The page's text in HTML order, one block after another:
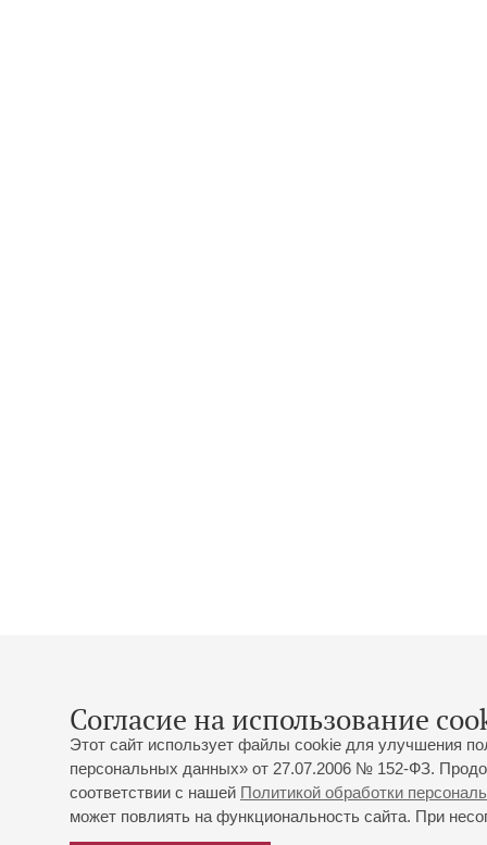
Согласие на использование
Этот сайт использует файлы cookie для улучшения
персональных данных» от 27.07.2006 № 152-ФЗ.
соответствии с нашей Политикой обработки
может повлиять на функциональность сайта. При